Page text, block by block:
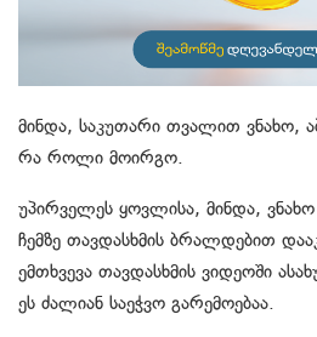
მინდა, საკუთარი თვალით ვნახო,
რა როლი მოირგო.
უპირველეს ყოვლისა, მინდა,
ჩემზე თავდასხმის ბრალდებით
ემთხვევა თავდასხმის ვიდეოში
ეს ძალიან საეჭვო გარემოებაა.